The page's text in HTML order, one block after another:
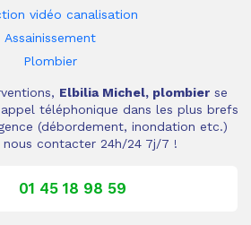
vidéo canalisation
Assainissement
Plombier
Elbilia Michel, plombier se
téléphonique dans les plus brefs
(débordement, inondation etc.)
nous contacter 24h/24 7j/7 !
01 45 18 98 59